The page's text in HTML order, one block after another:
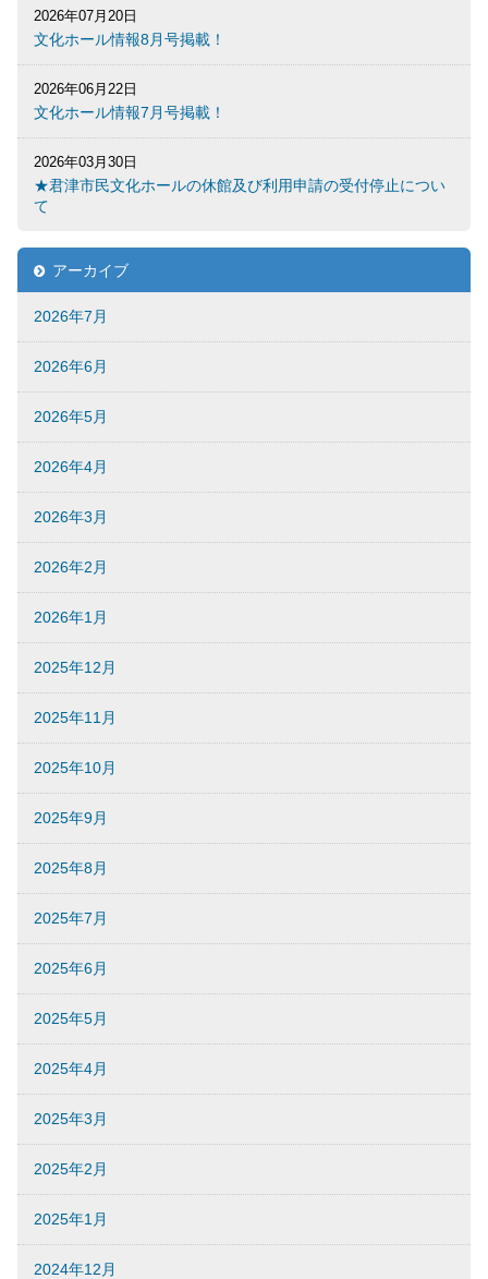
2026年07月20日
文化ホール情報8月号掲載！
2026年06月22日
文化ホール情報7月号掲載！
2026年03月30日
★君津市民文化ホールの休館及び利用申請の受付停止につい
て
アーカイブ
2026年7月
2026年6月
2026年5月
2026年4月
2026年3月
2026年2月
2026年1月
2025年12月
2025年11月
2025年10月
2025年9月
2025年8月
2025年7月
2025年6月
2025年5月
2025年4月
2025年3月
2025年2月
2025年1月
2024年12月